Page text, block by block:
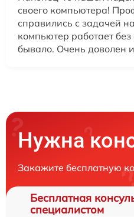
своего компьютера!
справились с задачей
компьютер работает
бывало. Очень доволен
Нужна
Закажите бесплатную
Бесплатная
специалистом